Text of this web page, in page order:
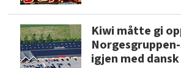
Kiwi måtte gi
igjen med